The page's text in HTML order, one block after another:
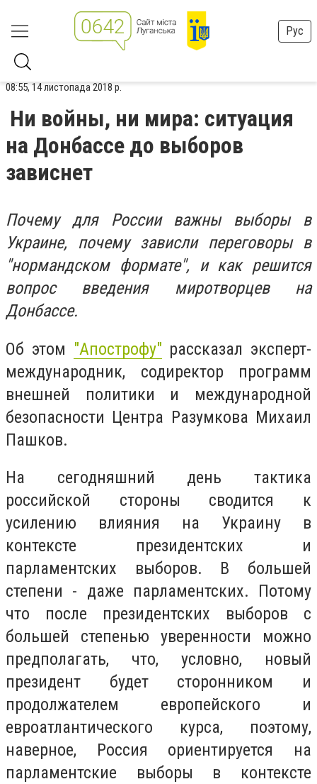
Рус
08:55, 14 листопада 2018 р.
Ни войны, ни мира: ситуация
на Донбассе до выборов
зависнет
Почему для России важны выборы в
Украине, почему зависли переговоры в
"нормандском формате", и как решится
вопрос введения миротворцев на
Донбассе.
Об этом "Апострофу" рассказал эксперт-
международник, содиректор программ
внешней политики и международной
безопасности Центра Разумкова Михаил
Пашков.
На сегодняшний день тактика
российской стороны сводится к
усилению влияния на Украину в
контексте президентских и
парламентских выборов. В большей
степени - даже парламентских. Потому
что после президентских выборов с
большей степенью уверенности можно
предполагать, что, условно, новый
президент будет сторонником и
продолжателем европейского и
евроатлантического курса, поэтому,
наверное, Россия ориентируется на
парламентские выборы в контексте